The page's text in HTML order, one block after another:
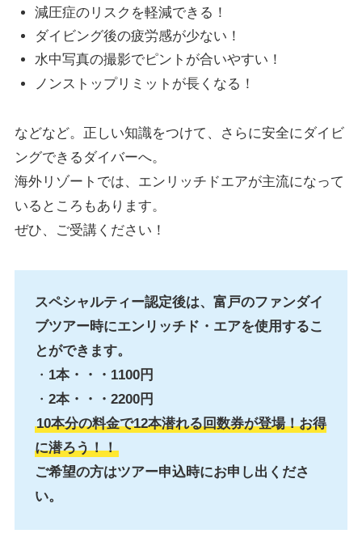
減圧症のリスクを軽減できる！
ダイビング後の疲労感が少ない！
水中写真の撮影でピントが合いやすい！
ノンストップリミットが長くなる！
などなど。正しい知識をつけて、さらに安全にダイビ
ングできるダイバーへ。
海外リゾートでは、エンリッチドエアが主流になって
いるところもあります。
ぜひ、ご受講ください！
スペシャルティー認定後は、富戸のファンダイ
ブツアー時にエンリッチド・エアを使用するこ
とができます。
・ 1本・・・1100円
・2本・・・2200円
10本分の料金で12本潜れる回数券が登場！お得
に潜ろう！！
ご希望の方はツアー申込時にお申し出くださ
い。